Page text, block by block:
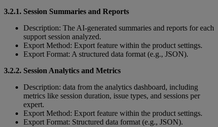
3.2.1. Session Summaries and Reports
Description: The AI-generated summaries and reports for each
support session analyzed.
Export Method: Export feature within the product settings.
Export Format: A structured data format (e.g., JSON).
3.2.2. Session Analytics and Metrics
Description: data from the analytics dashboard, including
metrics like session duration, issue types, and sessions per
expert.
Export Method: Export feature within the product settings.
Export Format: Structured data format (e.g., JSON).